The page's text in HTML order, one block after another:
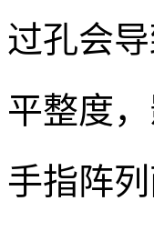
过孔会
平整度
手指阵